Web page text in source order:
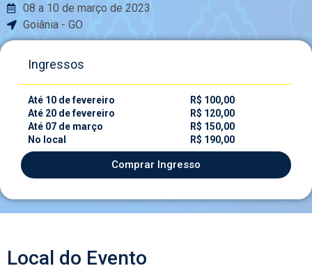
08 a 10 de março de 2023
Goiânia - GO
Ingressos
Até 10 de fevereiro
Até 20 de fevereiro
Até 07 de março
No local
R$ 100,00
R$ 120,00
R$ 150,00
R$ 190,00
Comprar Ingresso
Local do Evento